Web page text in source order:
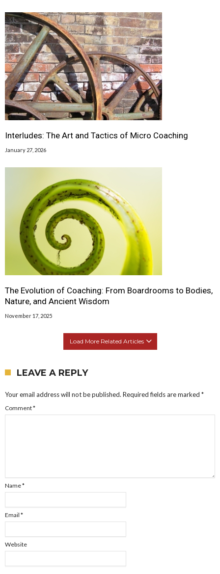
Interludes: The Art and Tactics of Micro Coaching
January 27, 2026
The Evolution of Coaching: From Boardrooms to Bodies,
Nature, and Ancient Wisdom
November 17, 2025
Load More Related Articles
LEAVE A REPLY
Your email address will not be published. Required fields are marked *
Comment*
Name*
Email *
Website